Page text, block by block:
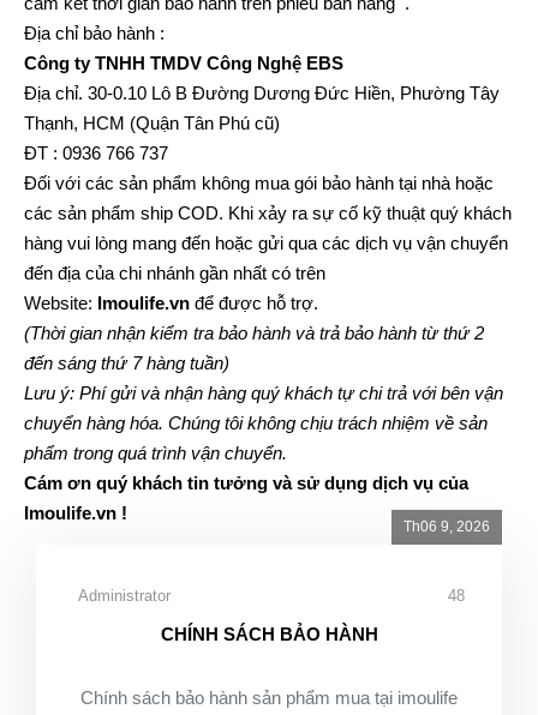
Địa chỉ bảo hành :
Công ty TNHH TMDV Công Nghệ EBS
Địa chỉ. 30-0.10 Lô B Đường Dương Đức Hiền, Phường Tây
Thạnh, HCM (Quận Tân Phú cũ)
ĐT : 0936 766 737
Đối với các sản phẩm không mua gói bảo hành tại nhà hoặc
các sản phẩm ship COD. Khi xảy ra sự cố kỹ thuật quý khách
hàng vui lòng mang đến hoặc gửi qua các dịch vụ vận chuyển
đến địa của chi nhánh gần nhất có trên
Website: Imoulife.vn để được hỗ trợ.
(Thời gian nhận kiểm tra bảo hành và trả bảo hành từ thứ 2
đến sáng thứ 7 hàng tuần)
Lưu ý: Phí gửi và nhận hàng quý khách tự chi trả với bên vận
chuyển hàng hóa. Chúng tôi không chịu trách nhiệm về sản
phẩm trong quá trình vận chuyển.
Cám ơn quý khách tin tưởng và sử dụng dịch vụ của
Imoulife.vn !
Th06 9, 2026
Administrator 48
CHÍNH SÁCH BẢO HÀNH
Chính sách bảo hành sản phẩm mua tại imoulife